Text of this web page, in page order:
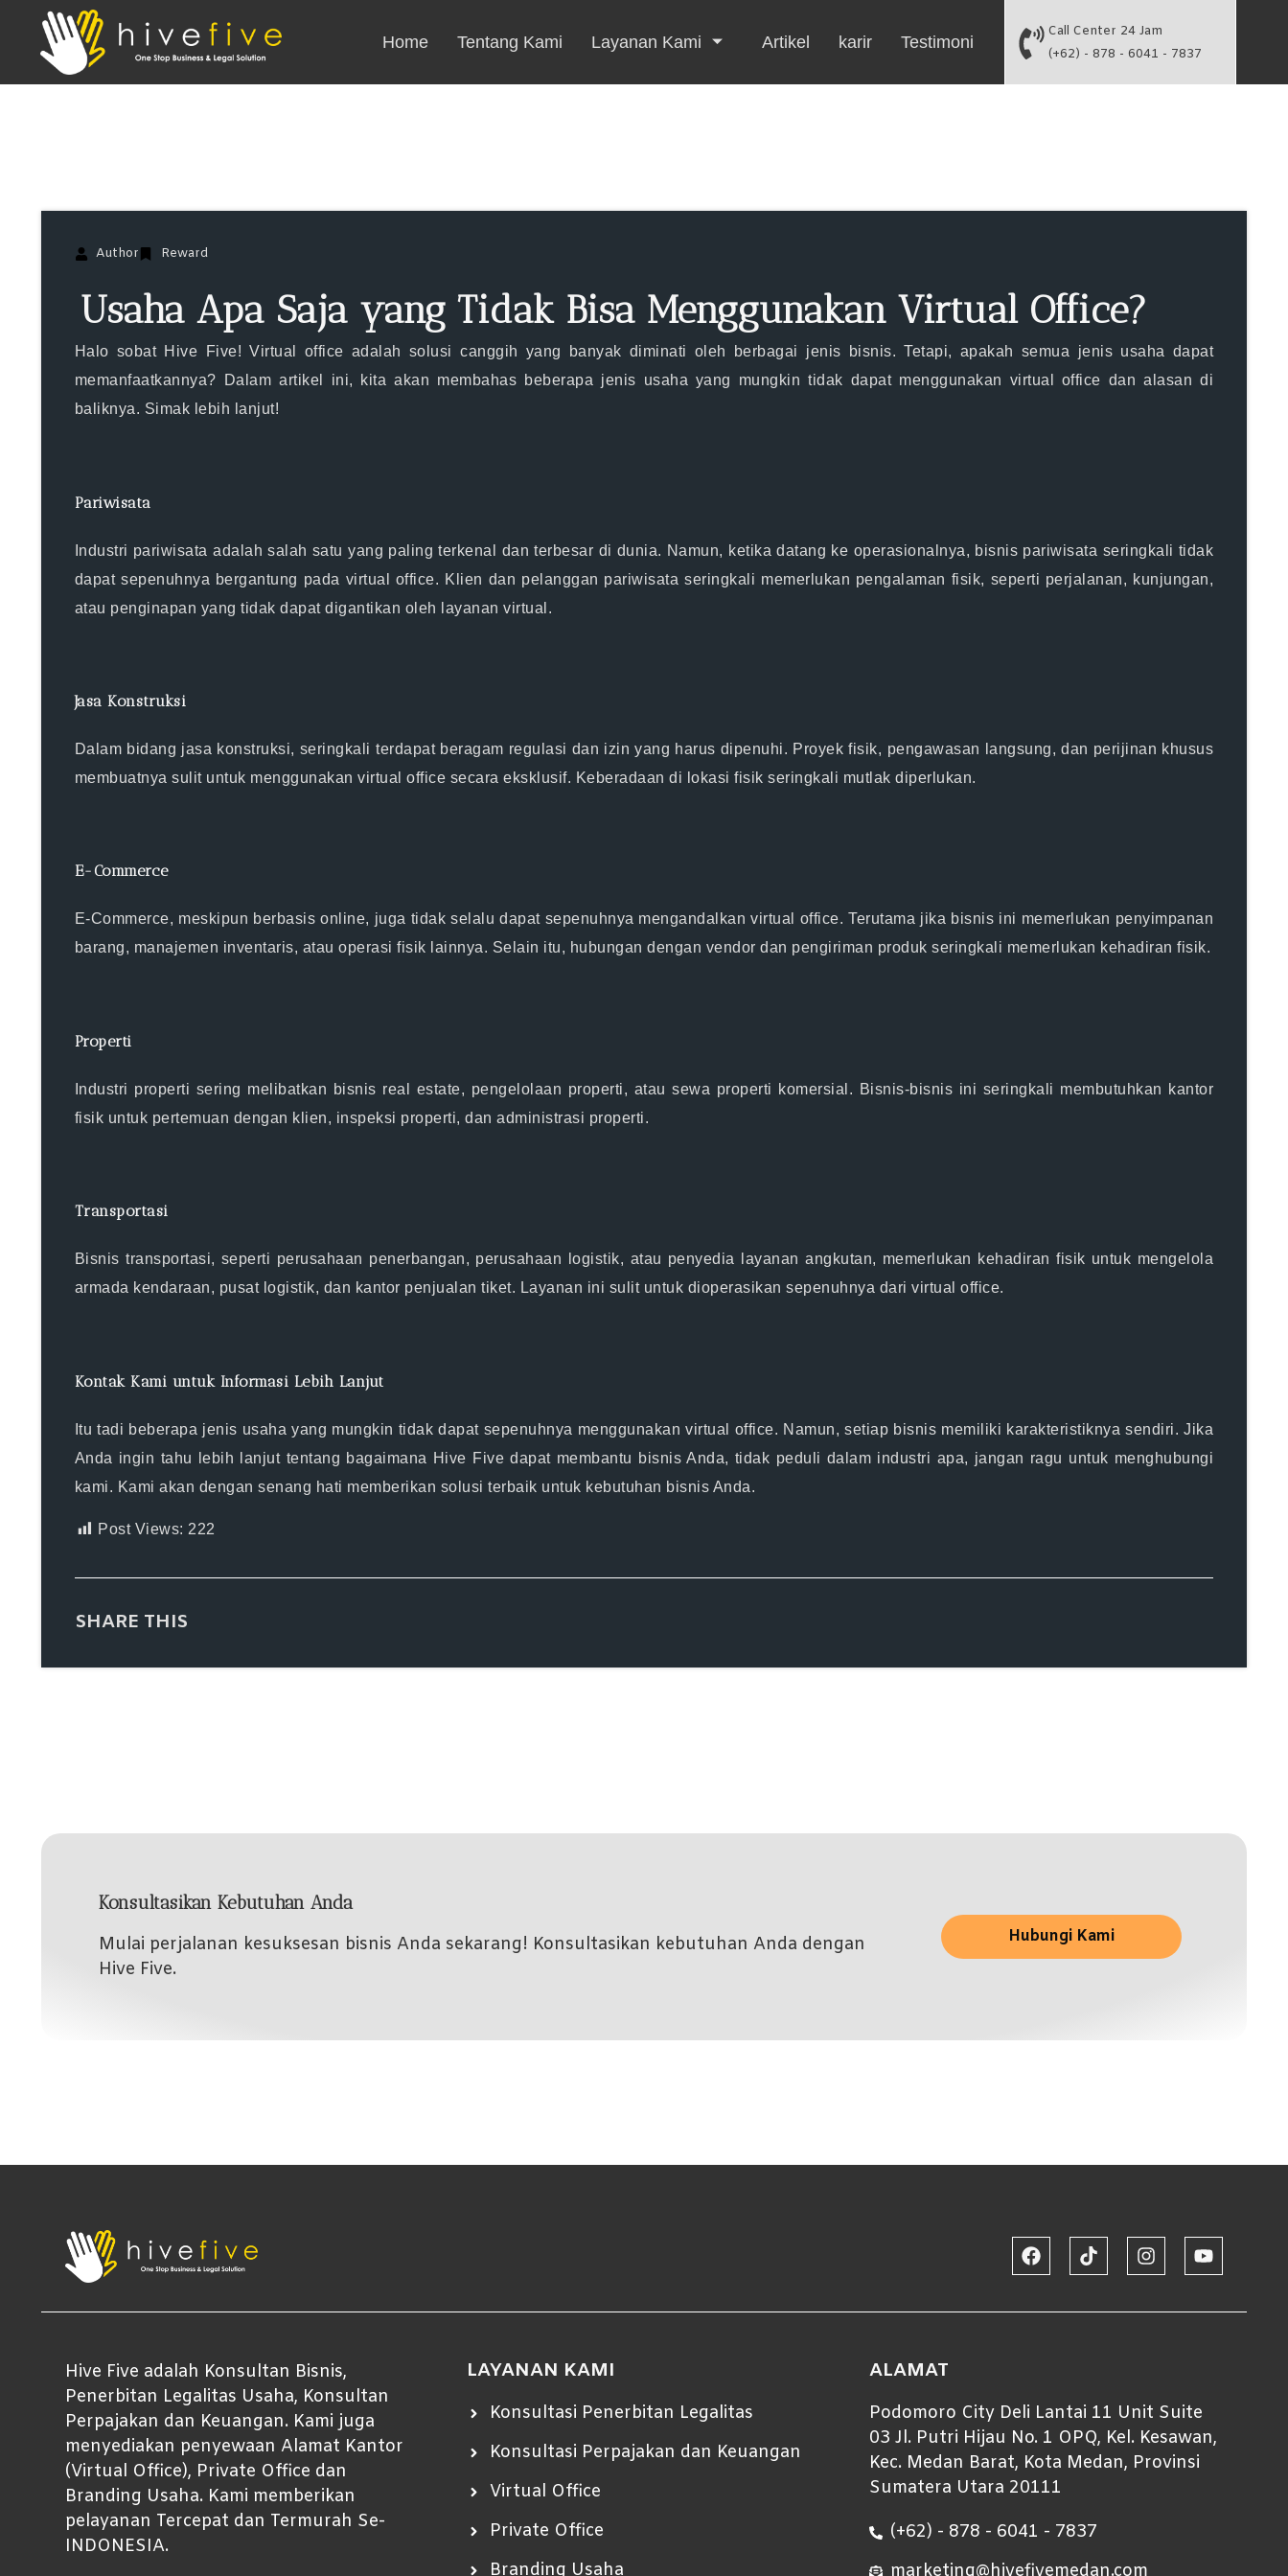
Home Tentang Kami Layanan Kami Artikel karir Testimoni
Call Center 24 Jam
(+62) - 878 - 6041 - 7837
Author Reward
Usaha Apa Saja yang Tidak Bisa Menggunakan Virtual Office?
Halo sobat Hive Five! Virtual office adalah solusi canggih yang banyak diminati oleh berbagai jenis bisnis. Tetapi, apakah semua jenis usaha dapat
memanfaatkannya? Dalam artikel ini, kita akan membahas beberapa jenis usaha yang mungkin tidak dapat menggunakan virtual office dan alasan di
baliknya. Simak lebih lanjut!
Pariwisata
Industri pariwisata adalah salah satu yang paling terkenal dan terbesar di dunia. Namun, ketika datang ke operasionalnya, bisnis pariwisata seringkali tidak
dapat sepenuhnya bergantung pada virtual office. Klien dan pelanggan pariwisata seringkali memerlukan pengalaman fisik, seperti perjalanan, kunjungan,
atau penginapan yang tidak dapat digantikan oleh layanan virtual.
Jasa Konstruksi
Dalam bidang jasa konstruksi, seringkali terdapat beragam regulasi dan izin yang harus dipenuhi. Proyek fisik, pengawasan langsung, dan perijinan khusus
membuatnya sulit untuk menggunakan virtual office secara eksklusif. Keberadaan di lokasi fisik seringkali mutlak diperlukan.
E-Commerce
E-Commerce, meskipun berbasis online, juga tidak selalu dapat sepenuhnya mengandalkan virtual office. Terutama jika bisnis ini memerlukan penyimpanan
barang, manajemen inventaris, atau operasi fisik lainnya. Selain itu, hubungan dengan vendor dan pengiriman produk seringkali memerlukan kehadiran fisik.
Properti
Industri properti sering melibatkan bisnis real estate, pengelolaan properti, atau sewa properti komersial. Bisnis-bisnis ini seringkali membutuhkan kantor
fisik untuk pertemuan dengan klien, inspeksi properti, dan administrasi properti.
Transportasi
Bisnis transportasi, seperti perusahaan penerbangan, perusahaan logistik, atau penyedia layanan angkutan, memerlukan kehadiran fisik untuk mengelola
armada kendaraan, pusat logistik, dan kantor penjualan tiket. Layanan ini sulit untuk dioperasikan sepenuhnya dari virtual office.
Kontak Kami untuk Informasi Lebih Lanjut
Itu tadi beberapa jenis usaha yang mungkin tidak dapat sepenuhnya menggunakan virtual office. Namun, setiap bisnis memiliki karakteristiknya sendiri. Jika
Anda ingin tahu lebih lanjut tentang bagaimana Hive Five dapat membantu bisnis Anda, tidak peduli dalam industri apa, jangan ragu untuk menghubungi
kami. Kami akan dengan senang hati memberikan solusi terbaik untuk kebutuhan bisnis Anda.
Post Views: 222
SHARE THIS
Konsultasikan Kebutuhan Anda
Mulai perjalanan kesuksesan bisnis Anda sekarang! Konsultasikan kebutuhan Anda dengan
Hive Five.
Hubungi Kami
Hive Five adalah Konsultan Bisnis,
Penerbitan Legalitas Usaha, Konsultan
Perpajakan dan Keuangan. Kami juga
menyediakan penyewaan Alamat Kantor
(Virtual Office), Private Office dan
Branding Usaha. Kami memberikan
pelayanan Tercepat dan Termurah Se-
INDONESIA.
LAYANAN KAMI
Konsultasi Penerbitan Legalitas
Konsultasi Perpajakan dan Keuangan
Virtual Office
Private Office
Branding Usaha
ALAMAT
Podomoro City Deli Lantai 11 Unit Suite
03 Jl. Putri Hijau No. 1 OPQ, Kel. Kesawan,
Kec. Medan Barat, Kota Medan, Provinsi
Sumatera Utara 20111
(+62) - 878 - 6041 - 7837
marketing@hivefivemedan.com